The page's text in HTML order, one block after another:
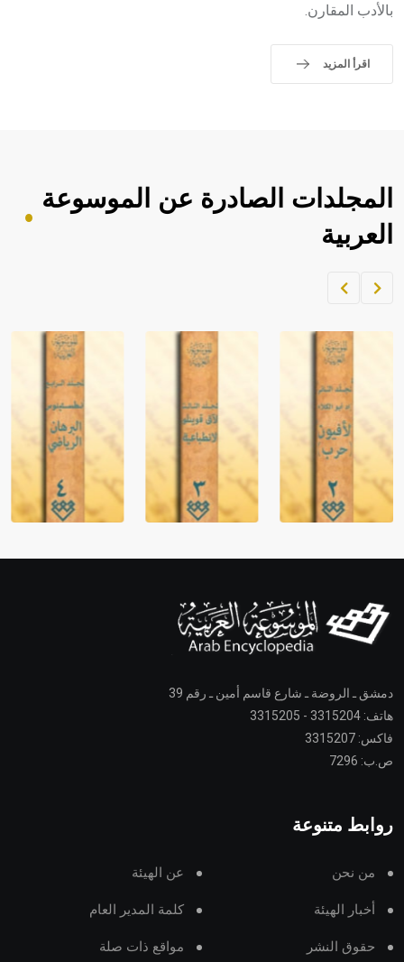
بالأدب المقارن.
اقرأ المزيد
المجلدات الصادرة عن الموسوعة
العربية
دمشق ـ الروضة ـ شارع قاسم أمين ـ رقم 39
هاتف: 3315204 - 3315205
فاكس: 3315207
ص.ب: 7296
روابط متنوعة
من نحن عن الهيئة
أخبار الهيئة كلمة المدير العام
حقوق النشر مواقع ذات صلة